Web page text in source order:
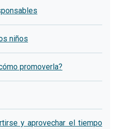
niños
promoverla?
y aprovechar el tiempo